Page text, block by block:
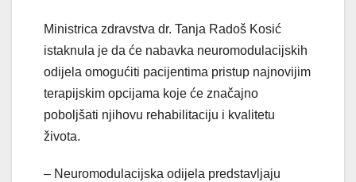
Ministrica zdravstva dr. Tanja Radoš Kosić
istaknula je da će nabavka neuromodulacijskih
odijela omogućiti pacijentima pristup najnovijim
terapijskim opcijama koje će značajno
poboljšati njihovu rehabilitaciju i kvalitetu
života.
– Neuromodulacijska odijela predstavljaju